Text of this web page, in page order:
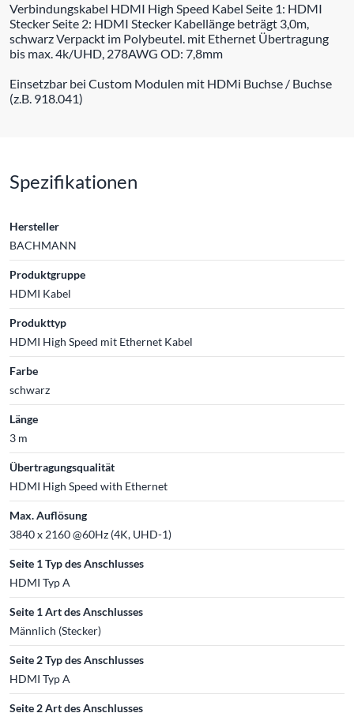
Verbindungskabel HDMI High Speed Kabel Seite 1: HDMI
Stecker Seite 2: HDMI Stecker Kabellänge beträgt 3,0m,
schwarz Verpackt im Polybeutel. mit Ethernet Übertragung
bis max. 4k/UHD, 278AWG OD: 7,8mm
Einsetzbar bei Custom Modulen mit HDMi Buchse / Buchse
(z.B. 918.041)
Spezifikationen
Hersteller
BACHMANN
Produktgruppe
HDMI Kabel
Produkttyp
HDMI High Speed mit Ethernet Kabel
Farbe
schwarz
Länge
3 m
Übertragungsqualität
HDMI High Speed with Ethernet
Max. Auflösung
3840 x 2160 @60Hz (4K, UHD-1)
Seite 1 Typ des Anschlusses
HDMI Typ A
Seite 1 Art des Anschlusses
Männlich (Stecker)
Seite 2 Typ des Anschlusses
HDMI Typ A
Seite 2 Art des Anschlusses